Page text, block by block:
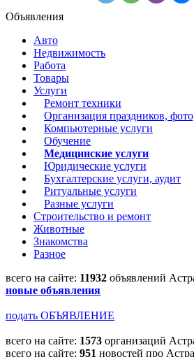
Объявления
Авто
Недвижимость
Работа
Товары
Услуги
Ремонт техники
Организация праздников,
Компьютерные услуги
Обучение
Медицинские услуги
Юридические услуги
Бухгалтерские услуги, аудит
Ритуальные услуги
Разные услуги
Строительство и ремонт
Животные
Знакомства
Разное
всего на сайте: 11932 объявлений
новые объявления
подать ОБЪЯВЛЕНИЕ
всего на сайте: 1573 организаций
всего на сайте: 951 новостей про